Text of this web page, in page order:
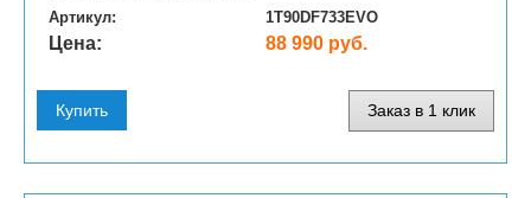
Артикул: 1T90DF733EVO
Цена: 88 990 руб.
Купить Заказ в 1 клик